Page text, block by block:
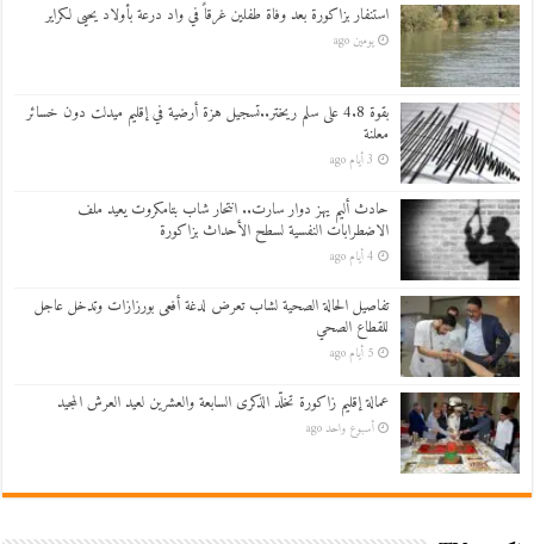
استنفار بزاكورة بعد وفاة طفلين غرقاً في واد درعة بأولاد يحيى لكراير
يومين ago
بقوة 4.8 على سلم ريختر..تسجيل هزة أرضية في إقليم ميدلت دون خسائر
معلنة
3 أيام ago
حادث أليم يهز دوار سارت.. انتحار شاب بتامكروت يعيد ملف
الاضطرابات النفسية لسطح الأحداث بزاكورة
4 أيام ago
تفاصيل الحالة الصحية لشاب تعرض لدغة أفعى بورزازات وتدخل عاجل
للقطاع الصحي
5 أيام ago
عمالة إقليم زاكورة تخلّد الذكرى السابعة والعشرين لعيد العرش المجيد
أسبوع واحد ago